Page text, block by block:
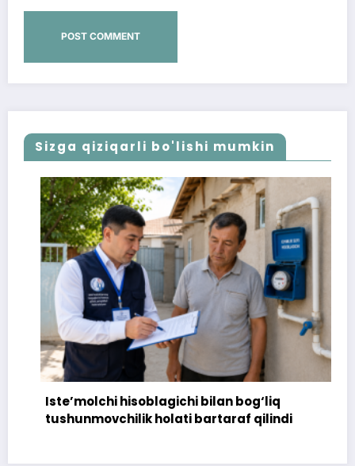
Sizga qiziqarli bo'lishi mumkin
Iste’molchi hisoblagichi bilan bog‘liq
tushunmovchilik holati bartaraf qilindi